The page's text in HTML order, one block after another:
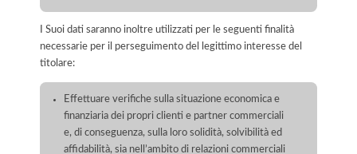
I Suoi dati saranno inoltre utilizzati per le seguenti finalità
necessarie per il perseguimento del legittimo interesse del
titolare:
Effettuare verifiche sulla situazione economica e
finanziaria dei propri clienti e partner commerciali
e, di conseguenza, sulla loro solidità, solvibilità ed
affidabilità, sia nell’ambito di relazioni commerciali